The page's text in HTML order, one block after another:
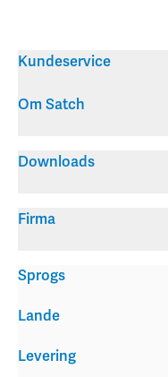
Kundeservice
Om Satch
Downloads
Firma
Levering
Sprogs
Lande